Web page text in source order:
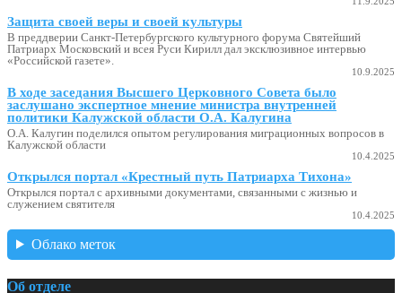
Защита своей веры и своей культуры
В преддверии Санкт-Петербургского культурного форума Святейший
Патриарх Московский и всея Руси Кирилл дал эксклюзивное интервью
«Российской газете».
10.9.2025
В ходе заседания Высшего Церковного Совета было
заслушано экспертное мнение министра внутренней
политики Калужской области О.А. Калугина
О.А. Калугин поделился опытом регулирования миграционных вопросов в
Калужской области
10.4.2025
Открылся портал «Крестный путь Патриарха Тихона»
Открылся портал с архивными документами, связанными с жизнью и
служением святителя
10.4.2025
Облако меток
Об отделе